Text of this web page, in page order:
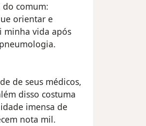
do comum:
orientar e
minha vida após
de seus médicos,
disso costuma
imensa de
nota mil.